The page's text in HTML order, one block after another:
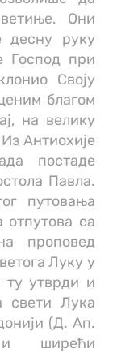
Они
десну руку
Господ при
Своју
благом
на велику
Антиохије
постаде
Павла.
путовања
отпутова са
проповед
Луку у
ту утврди и
свети Лука
(Д. Ап.
ширећи